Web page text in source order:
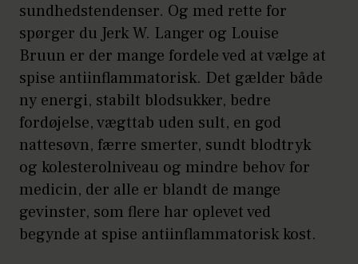
sundhedstendenser. Og med rette for
spørger du Jerk W. Langer og Louise
Bruun er der mange fordele ved at vælge at
spise antiinflammatorisk. Det gælder både
ny energi, stabilt blodsukker, bedre
fordøjelse, vægttab uden sult, en god
nattesøvn, færre smerter, sundt blodtryk
og kolesterolniveau og mindre behov for
medicin, der alle er blandt de mange
gevinster, som flere har oplevet ved
begynde at spise antiinflammatorisk kost.